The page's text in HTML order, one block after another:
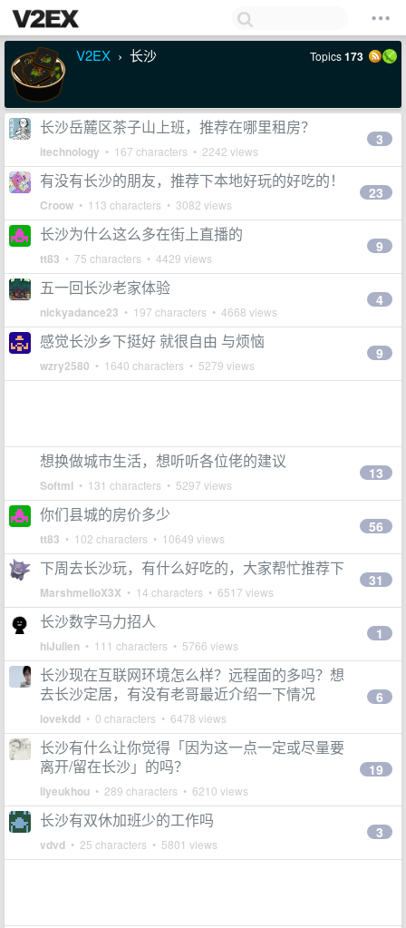
V2EX › 长沙 Topics173
长沙岳麓区茶子山上班，推荐在哪里租房？
itechnology • 167 characters • 2242 views
3
有没有长沙的朋友，推荐下本地好玩的好吃的！
Croow • 113 characters • 3082 views
23
长沙为什么这么多在街上直播的
tt83 • 75 characters • 4429 views
9
五一回长沙老家体验
nickyadance23 • 197 characters • 4668 views
4
感觉长沙乡下挺好 就很自由 与烦恼
wzry2580 • 1640 characters • 5279 views
9
想换做城市生活，想听听各位佬的建议
Softml • 131 characters • 5297 views
13
你们县城的房价多少
tt83 • 102 characters • 10649 views
56
下周去长沙玩，有什么好吃的，大家帮忙推荐下
MarshmelloX3X • 14 characters • 6517 views
31
长沙数字马力招人
hiJulien • 111 characters • 5766 views
1
长沙现在互联网环境怎么样？远程面的多吗？想
去长沙定居，有没有老哥最近介绍一下情况
lovekdd • 0 characters • 6478 views
6
长沙有什么让你觉得「因为这一点一定或尽量要
离开/留在长沙」的吗？
liyeukhou • 289 characters • 6210 views
19
长沙有双休加班少的工作吗
vdvd • 25 characters • 5801 views
3